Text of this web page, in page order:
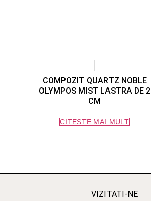
COMPOZIT QUARTZ NOBLE
OLYMPOS MIST LASTRA DE 2
CM
CITEȘTE MAI MULT
VIZITATI-NE